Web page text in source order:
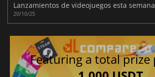
20/10/25
Featuring a total prize